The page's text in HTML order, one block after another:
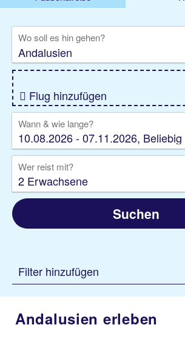
Rundreise
Kreuzfahrt
Gruppenreise
Camper
Wo soll es hin gehen?
Flug hinzufügen
Wann & wie lange?
10.08.2026 - 07.11.2026, Beliebig
Wer reist mit?
2 Erwachsene
Suchen
Filter hinzufügen
Andalusien erleben